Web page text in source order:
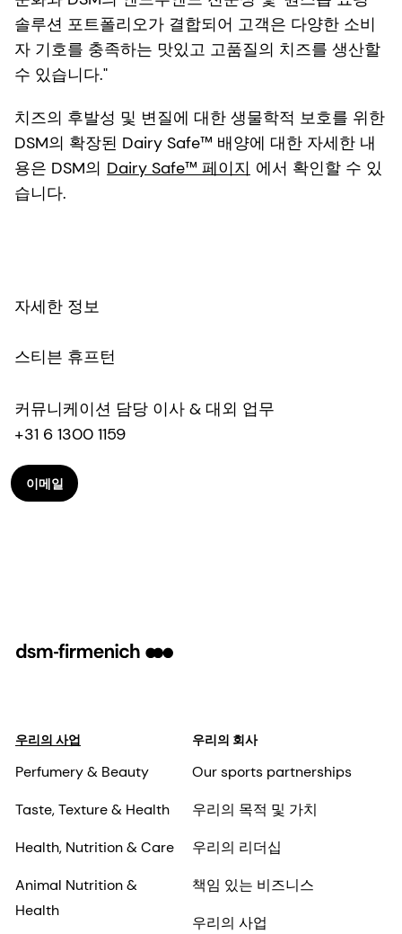
솔루션 포트폴리오가 결합되어 고객은 다양한 소비
자 기호를 충족하는 맛있고 고품질의 치즈를 생산할
수 있습니다."
치즈의 후발성 및 변질에 대한 생물학적 보호를 위한
DSM의 확장된 Dairy Safe™ 배양에 대한 자세한 내
용은 DSM의 Dairy Safe™ 페이지 에서 확인할 수 있
습니다.
자세한 정보
스티븐 휴프턴
커뮤니케이션 담당 이사 & 대외 업무
+31 6 1300 1159
이메일
우리의 사업
Perfumery & Beauty
Taste, Texture & Health
Health, Nutrition & Care
Animal Nutrition &
Health
우리의 회사
Our sports partnerships
우리의 목적 및 가치
우리의 리더십
책임 있는 비즈니스
우리의 사업